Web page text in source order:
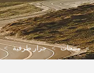
> منتجات > جرار طرفية >